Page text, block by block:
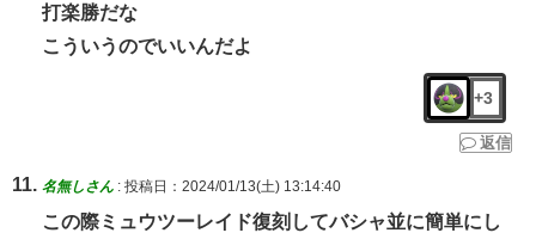
打楽勝だな
こういうのでいいんだよ
+3
返信
名無しさん : 投稿日：2024/01/13(土) 13:14:40
この際ミュウツーレイド復刻してバシャ並に簡単にし